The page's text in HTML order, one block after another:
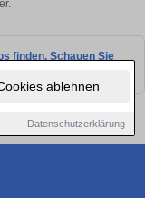
ablehnen
Datenschutzerklärung
finden. Schauen Sie